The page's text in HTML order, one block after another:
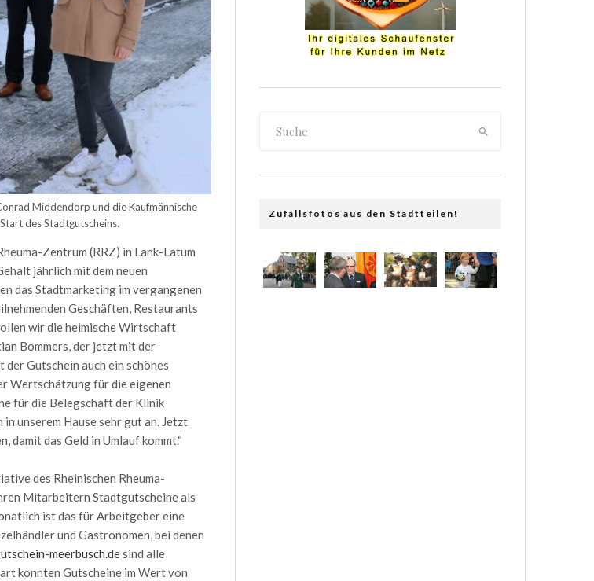
Middendorp und die Kaufmännische
des Stadtgutscheins.
Zentrum (RRZ) in Lank-Latum
jährlich mit dem neuen
das Stadtmarketing im vergangenen
Geschäften, Restaurants
wir die heimische Wirtschaft
Bommers, der jetzt mit der
Gutschein auch ein schönes
Wertschätzung für die eigenen
für die Belegschaft der Klinik
unserem Hause sehr gut an. Jetzt
damit das Geld in Umlauf kommt.“
des Rheinischen Rheuma-
Mitarbeitern Stadtgutscheine als
ist das für Arbeitgeber eine
und Gastronomen, bei denen
meerbusch.desind alle
konnten Gutscheine im Wert von
Zufallsfotos aus den Stadtteilen!